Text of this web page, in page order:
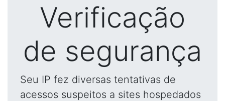
Verificação
de segurança
Seu IP fez diversas tentativas de
acessos suspeitos a sites hospedados